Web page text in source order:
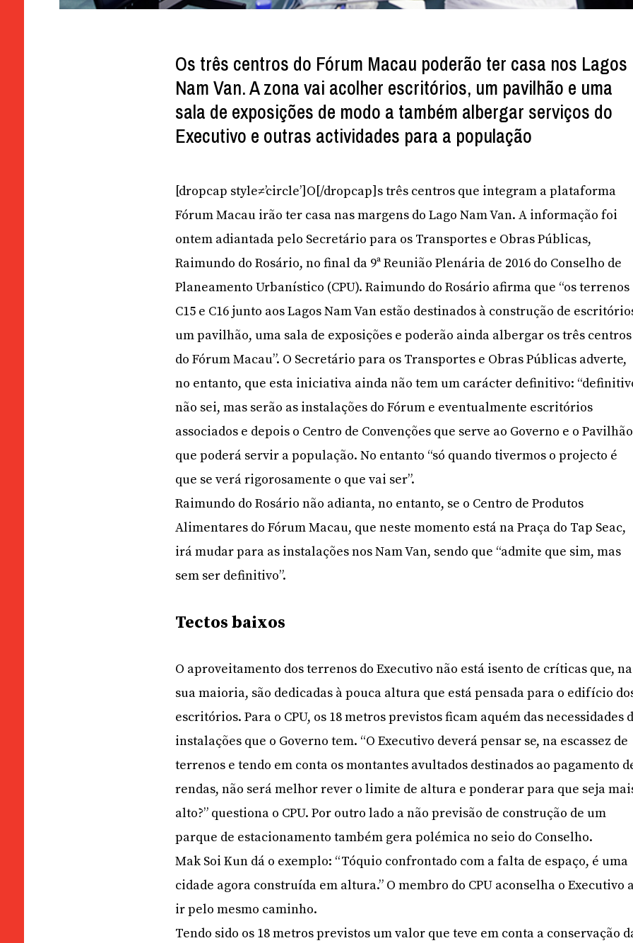
Os três centros do Fórum Macau poderão ter casa nos Lagos
Nam Van. A zona vai acolher escritórios, um pavilhão e uma
sala de exposições de modo a também albergar serviços do
Executivo e outras actividades para a população
[dropcap style≠’circle’]O[/dropcap]s três centros que integram a plataforma
Fórum Macau irão ter casa nas margens do Lago Nam Van. A informação foi
ontem adiantada pelo Secretário para os Transportes e Obras Públicas,
Raimundo do Rosário, no final da 9ª Reunião Plenária de 2016 do Conselho de
Planeamento Urbanístico (CPU). Raimundo do Rosário afirma que “os terrenos
C15 e C16 junto aos Lagos Nam Van estão destinados à construção de
um pavilhão, uma sala de exposições e poderão ainda albergar os três centros
do Fórum Macau”. O Secretário para os Transportes e Obras Públicas adverte,
no entanto, que esta iniciativa ainda não tem um carácter definitivo:
não sei, mas serão as instalações do Fórum e eventualmente escritórios
associados e depois o Centro de Convenções que serve ao Governo e o
que poderá servir a população. No entanto “só quando tivermos o projecto é
que se verá rigorosamente o que vai ser”.
Raimundo do Rosário não adianta, no entanto, se o Centro de Produtos
Alimentares do Fórum Macau, que neste momento está na Praça do Tap Seac,
irá mudar para as instalações nos Nam Van, sendo que “admite que sim, mas
sem ser definitivo”.
Tectos baixos
O aproveitamento dos terrenos do Executivo não está isento de críticas que, na
sua maioria, são dedicadas à pouca altura que está pensada para o edifício
escritórios. Para o CPU, os 18 metros previstos ficam aquém das necessidades
instalações que o Governo tem. “O Executivo deverá pensar se, na escassez de
terrenos e tendo em conta os montantes avultados destinados ao pagamento
rendas, não será melhor rever o limite de altura e ponderar para que seja
alto?” questiona o CPU. Por outro lado a não previsão de construção de um
parque de estacionamento também gera polémica no seio do Conselho.
Mak Soi Kun dá o exemplo: “Tóquio confrontado com a falta de espaço, é uma
cidade agora construída em altura.” O membro do CPU aconselha o Executivo
ir pelo mesmo caminho.
Tendo sido os 18 metros previstos um valor que teve em conta a conservação